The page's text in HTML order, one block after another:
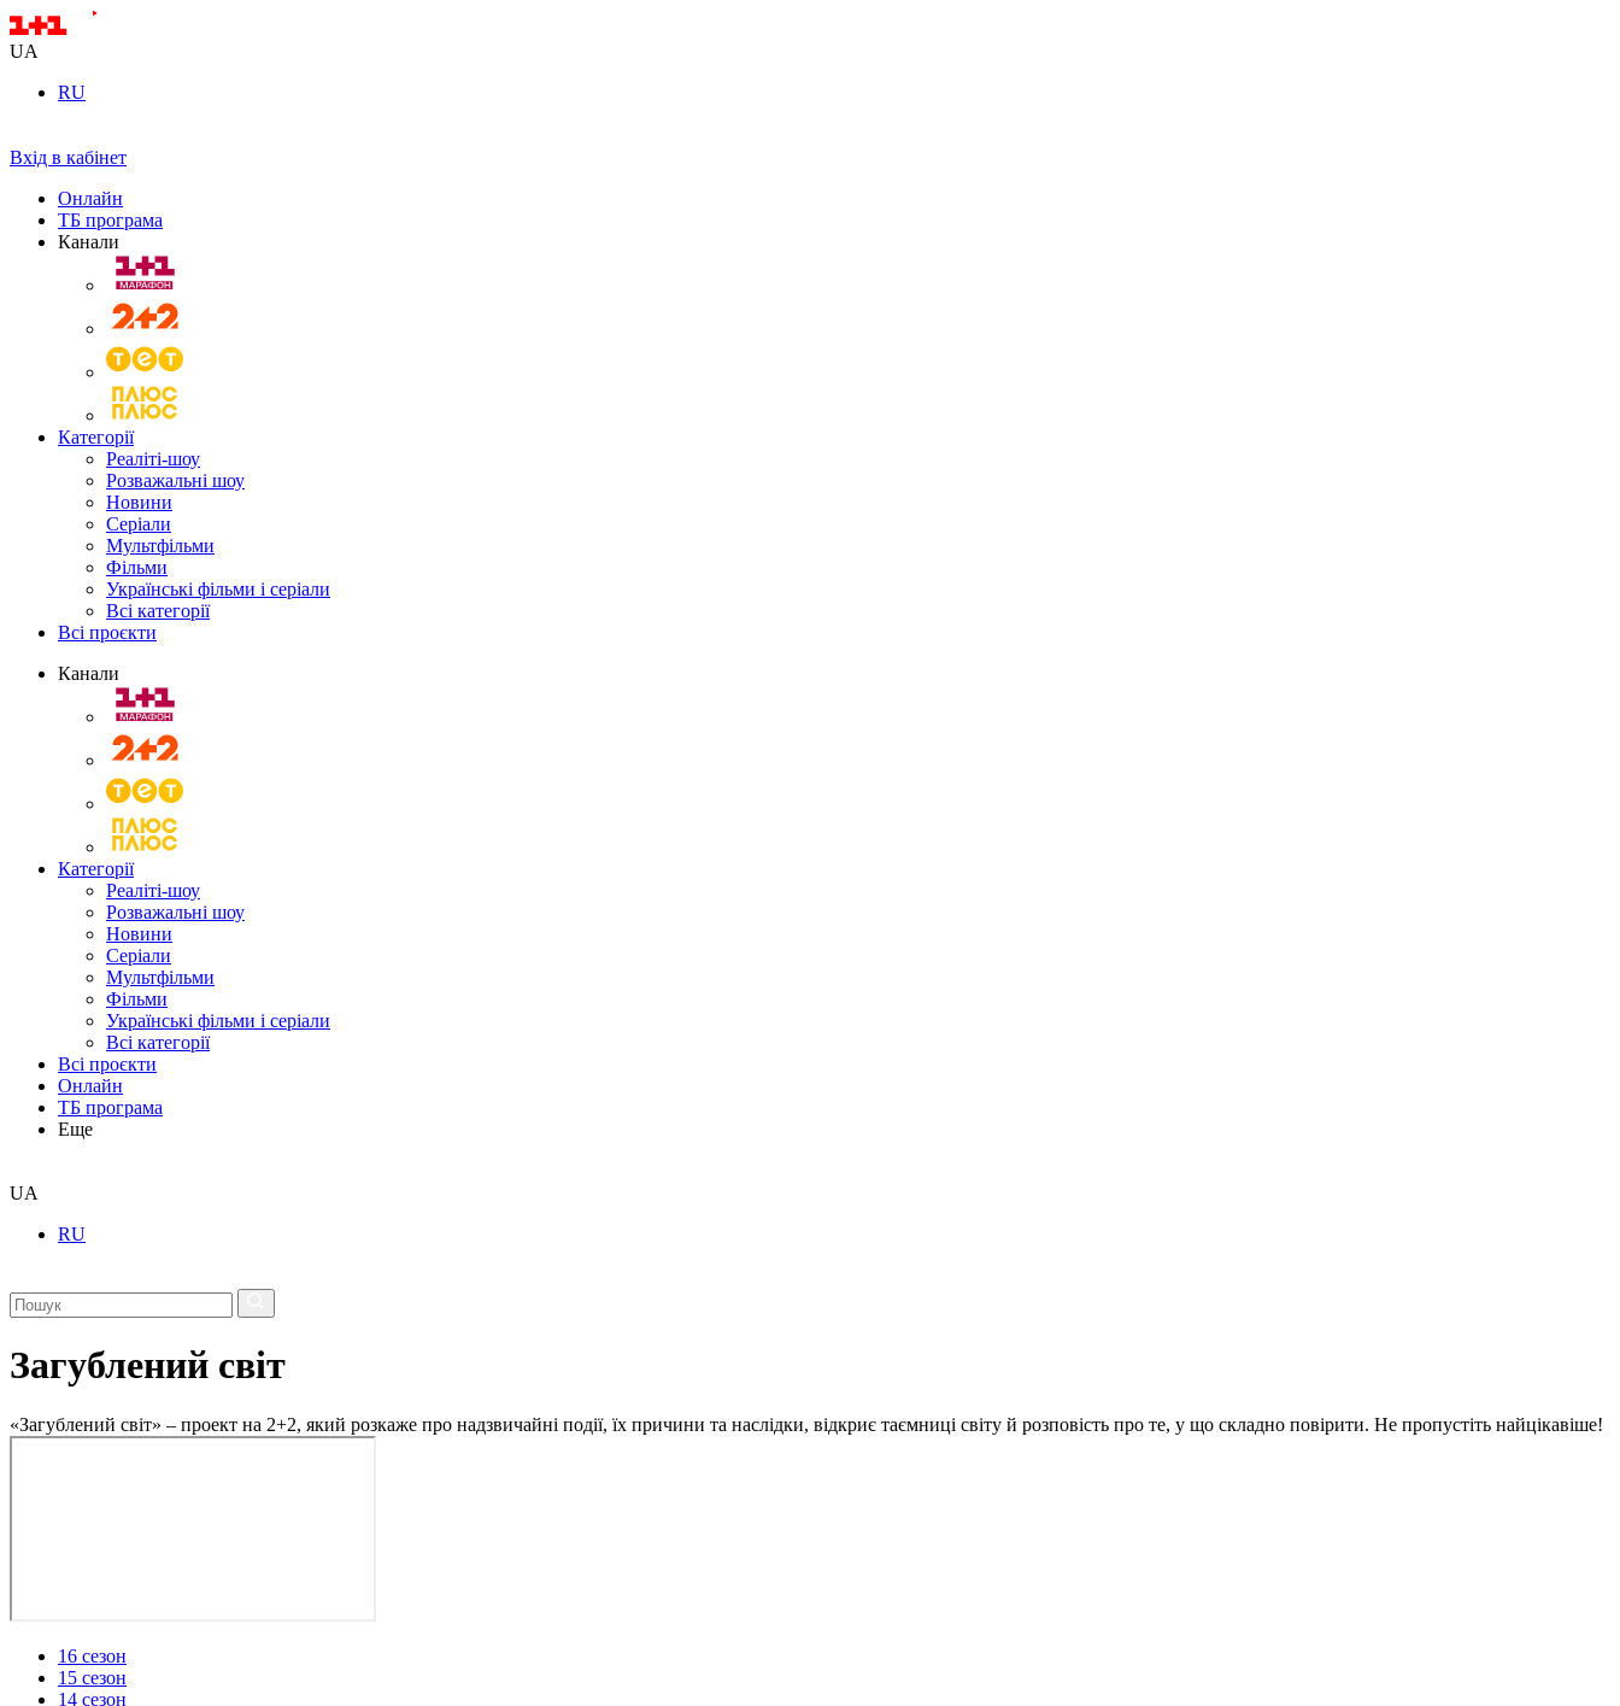
UA
RU
Вхід в кабінет
Онлайн
ТБ програма
Канали
Категорії
Реаліті-шоу
Розважальні шоу
Новини
Серіали
Мультфільми
Фільми
Українські фільми і серіали
Всі категорії
Всі проєкти
Канали
Категорії
Реаліті-шоу
Розважальні шоу
Новини
Серіали
Мультфільми
Фільми
Українські фільми і серіали
Всі категорії
Всі проєкти
Онлайн
ТБ програма
Еще
UA
RU
Загублений світ
«Загублений світ» – проект на 2+2, який розкаже про надзвичайні події, їх причини та наслідки, відкриє таємниці світу й розповість про те, у що складно повірити. Не пропустіть найцікавіше!
16 сезон
15 сезон
14 сезон